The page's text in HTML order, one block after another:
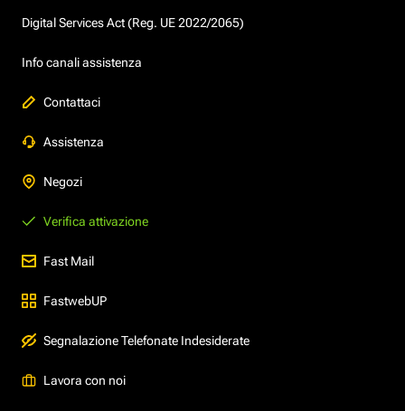
Digital Services Act (Reg. UE 2022/2065)
Info canali assistenza
Contattaci
Assistenza
Negozi
Verifica attivazione
Fast Mail
FastwebUP
Segnalazione Telefonate Indesiderate
Lavora con noi